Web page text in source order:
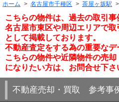
ホーム 名古屋市千種区 茶屋ヶ坂駅
こちらの物件は、過去の取引事
名古屋市東区や周辺エリアで
として掲載しております。
不動産査定をする為の重要なデ
こちらの物件や近隣物件の売
になりたい方は、お問合せ下さ
不動産売却・買取 参考事